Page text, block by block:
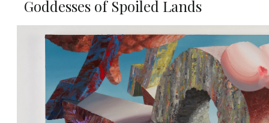
Goddesses of Spoiled Lands